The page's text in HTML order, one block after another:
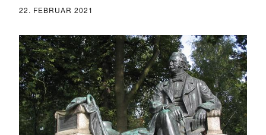
22. FEBRUAR 2021